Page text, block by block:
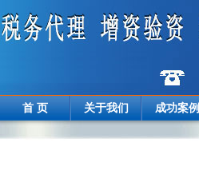
首 页 关于我们 成功案例